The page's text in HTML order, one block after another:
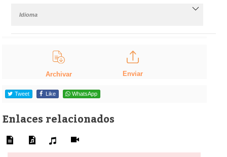
Idioma
Archivar Enviar
Tweet Like WhatsApp
Enlaces relacionados